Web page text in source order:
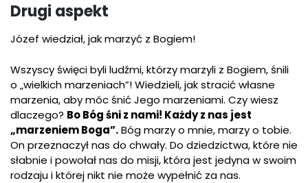
Drugi aspekt
Józef wiedział, jak marzyć z Bogiem!
Wszyscy święci byli ludźmi, którzy marzyli z Bogiem, śnili
o „wielkich marzeniach”! Wiedzieli, jak stracić własne
marzenia, aby móc śnić Jego marzeniami. Czy wiesz
dlaczego? Bo Bóg śni z nami! Każdy z nas jest
„marzeniem Boga”.Bóg marzy o mnie, marzy o tobie.
On przeznaczył nas do chwały. Do dziedzictwa, które nie
słabnie i powołał nas do misji, która jest jedyna w swoim
rodzaju i której nikt nie może wypełnić za nas.